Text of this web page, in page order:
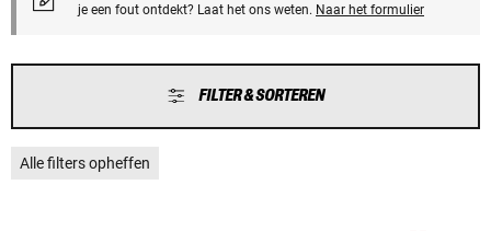
je een fout ontdekt? Laat het ons weten. Naar het formulier
FILTER & SORTEREN
Alle filters opheffen